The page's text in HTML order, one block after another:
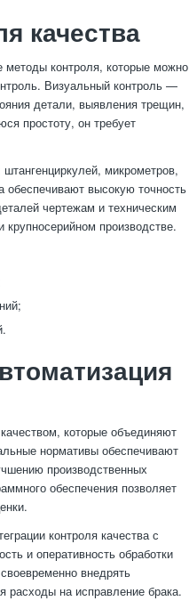
качества
методы контроля, которые можно
Визуальный контроль —
детали, выявления трещин,
простоту, он требует
микрометров,
высокую точность
чертежам и техническим
производстве.
которые объединяют
нормативы обеспечивают
производственных
обеспечения позволяет
контроля качества с
и оперативность обработки
внедрять
на исправление брака.